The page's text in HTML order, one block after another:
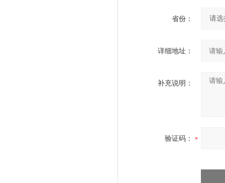
省份：
详细地址：
补充说明：
验证码：